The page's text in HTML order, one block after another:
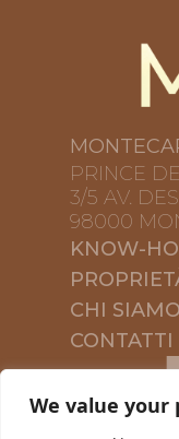
We value your
PRINCE
3/5 AV.
98000
KNOW-
CHI SIAMO
CONTATTI